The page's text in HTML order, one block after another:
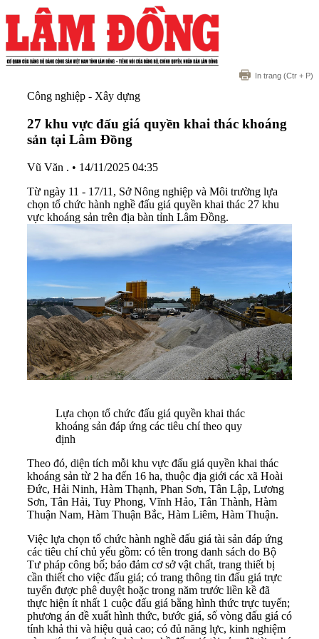
In trang (Ctr + P)
Công nghiệp - Xây dựng
27 khu vực đấu giá quyền khai thác khoáng
sản tại Lâm Đồng
Vũ Văn . • 14/11/2025 04:35
Từ ngày 11 - 17/11, Sở Nông nghiệp và Môi trường lựa
chọn tổ chức hành nghề đấu giá quyền khai thác 27 khu
vực khoáng sản trên địa bàn tỉnh Lâm Đồng.
Lựa chọn tổ chức đấu giá quyền khai thác
khoáng sản đáp ứng các tiêu chí theo quy
định
Theo đó, diện tích mỗi khu vực đấu giá quyền khai thác
khoáng sản từ 2 ha đến 16 ha, thuộc địa giới các xã Hoài
Đức, Hải Ninh, Hàm Thạnh, Phan Sơn, Tân Lập, Lương
Sơn, Tân Hải, Tuy Phong, Vĩnh Hảo, Tân Thành, Hàm
Thuận Nam, Hàm Thuận Bắc, Hàm Liêm, Hàm Thuận.
Việc lựa chọn tổ chức hành nghề đấu giá tài sản đáp ứng
các tiêu chí chủ yếu gồm: có tên trong danh sách do Bộ
Tư pháp công bố; bảo đảm cơ sở vật chất, trang thiết bị
cần thiết cho việc đấu giá; có trang thông tin đấu giá trực
tuyến được phê duyệt hoặc trong năm trước liền kề đã
thực hiện ít nhất 1 cuộc đấu giá bằng hình thức trực tuyến;
phương án đề xuất hình thức, bước giá, số vòng đấu giá có
tính khả thi và hiệu quả cao; có đủ năng lực, kinh nghiệm